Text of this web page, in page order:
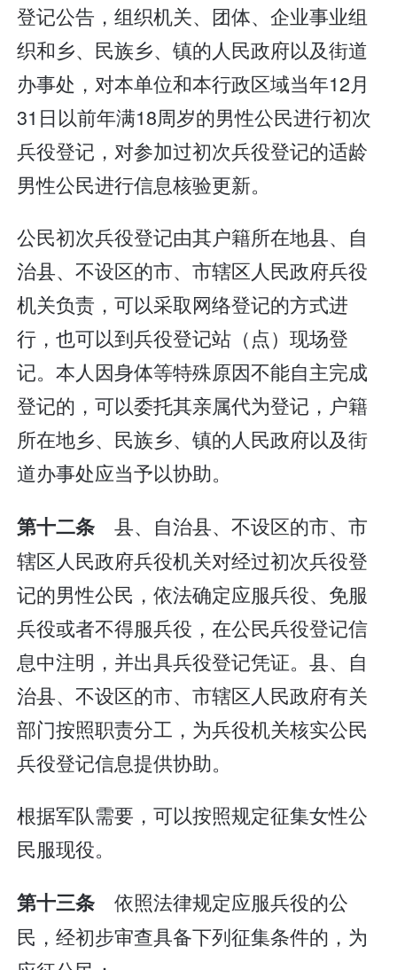
登记公告，组织机关、团体、企业事业组
织和乡、民族乡、镇的人民政府以及街道
办事处，对本单位和本行政区域当年12月
31日以前年满18周岁的男性公民进行初次
兵役登记，对参加过初次兵役登记的适龄
男性公民进行信息核验更新。
公民初次兵役登记由其户籍所在地县、自
治县、不设区的市、市辖区人民政府兵役
机关负责，可以采取网络登记的方式进
行，也可以到兵役登记站（点）现场登
记。本人因身体等特殊原因不能自主完成
登记的，可以委托其亲属代为登记，户籍
所在地乡、民族乡、镇的人民政府以及街
道办事处应当予以协助。
第十二条 县、自治县、不设区的市、市
辖区人民政府兵役机关对经过初次兵役登
记的男性公民，依法确定应服兵役、免服
兵役或者不得服兵役，在公民兵役登记信
息中注明，并出具兵役登记凭证。县、自
治县、不设区的市、市辖区人民政府有关
部门按照职责分工，为兵役机关核实公民
兵役登记信息提供协助。
根据军队需要，可以按照规定征集女性公
民服现役。
第十三条 依照法律规定应服兵役的公
民，经初步审查具备下列征集条件的，为